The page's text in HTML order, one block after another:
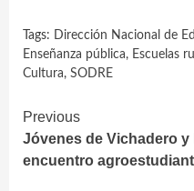
Tags: Dirección Nacional de
Enseñanza pública, Escuelas
Cultura, SODRE
Continue
Reading
Previous
Jóvenes de Vichadero
encuentro